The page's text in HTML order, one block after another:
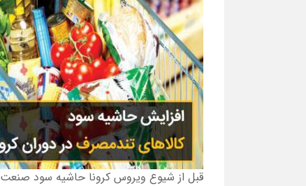
قبل از شیوع ویروس کرونا حاشیه سود صنعت